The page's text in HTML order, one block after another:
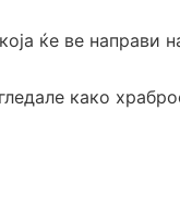
ќе ве направи
како